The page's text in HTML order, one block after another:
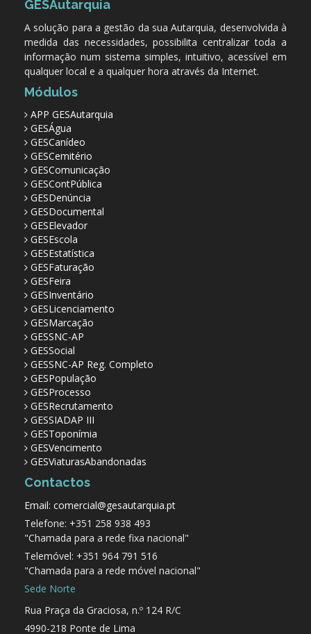
GESAutarquia
A solução para a gestão da sua Autarquia, desenvolvida à
medida das necessidades, possibilita centralizar toda a
informação num sistema simples, intuitivo, acessível em
qualquer local e a qualquer hora através da Internet.
Módulos
APP GESAutarquia
GESÁgua
GESCanídeo
GESCemitério
GESComunicação
GESContPública
GESDenúncia
GESDocumental
GESElevador
GESEscola
GESEstatística
GESFaturação
GESFeira
GESInventário
GESLicenciamento
GESMarcação
GESSNC-AP
GESSocial
GESSNC-AP Reg. Completo
GESPopulação
GESProcesso
GESRecrutamento
GESSIADAP III
GESToponímia
GESVencimento
GESViaturasAbandonadas
Contactos
Email: comercial@gesautarquia.pt
Telefone: +351 258 938 493
"Chamada para a rede fixa nacional"
Telemóvel: +351 964 791 516
"Chamada para a rede móvel nacional"
Sede Norte
Rua Praça da Graciosa, n.º 124 R/C
4990-218 Ponte de Lima